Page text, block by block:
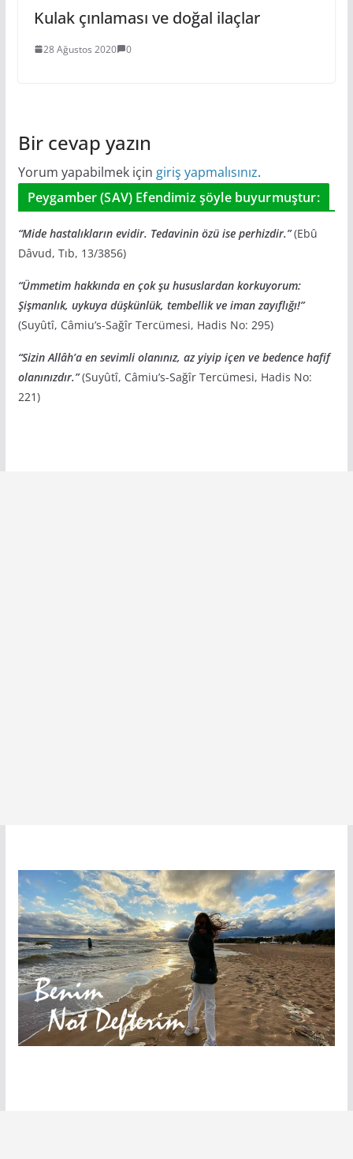
Kulak çınlaması ve doğal ilaçlar
28 Ağustos 2020 0
Bir cevap yazın
Yorum yapabilmek için giriş yapmalısınız.
Peygamber (SAV) Efendimiz şöyle buyurmuştur:
“Mide hastalıkların evidir. Tedavinin özü ise perhizdir.”(Ebû
Dâvud, Tıb, 13/3856)
“Ümmetim hakkında en çok şu hususlardan korkuyorum:
Şişmanlık, uykuya düşkünlük, tembellik ve iman zayıflığı!”
(Suyûtî, Câmiu’s-Sağîr Tercümesi, Hadis No: 295)
“Sizin Allâh’a en sevimli olanınız, az yiyip içen ve bedence hafif
olanınızdır.”(Suyûtî, Câmiu’s-Sağîr Tercümesi, Hadis No:
221)